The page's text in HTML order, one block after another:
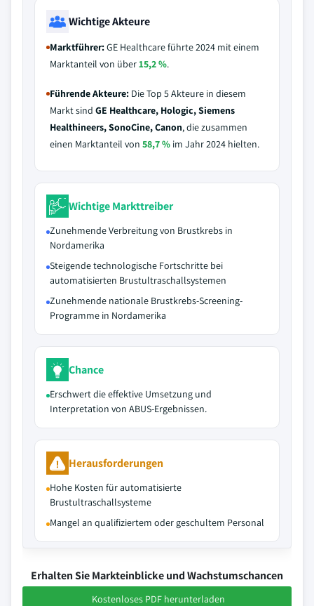
Wichtige Akteure
Marktführer:GE Healthcare führte 2024 mit einem
Marktanteil von über15,2 %.
Führende Akteure: Die Top 5 Akteure in diesem
Markt sind GE Healthcare, Hologic, Siemens
Healthineers, SonoCine, Canon, die zusammen
einen Marktanteil von 58,7 % im Jahr 2024 hielten.
Wichtige Markttreiber
Zunehmende Verbreitung von Brustkrebs in
Nordamerika
Steigende technologische Fortschritte bei
automatisierten Brustultraschallsystemen
Zunehmende nationale Brustkrebs-Screening-
Programme in Nordamerika
Chance
Erschwert die effektive Umsetzung und
Interpretation von ABUS-Ergebnissen.
Herausforderungen
Hohe Kosten für automatisierte
Brustultraschallsysteme
Mangel an qualifiziertem oder geschultem Personal
Erhalten Sie Markteinblicke und Wachstumschancen
Kostenloses PDF herunterladen